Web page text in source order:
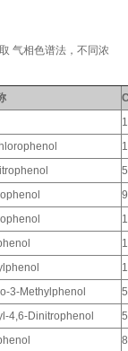
气相色谱法，不同浓
3-Methylphenol
4,6-Dinitrophenol